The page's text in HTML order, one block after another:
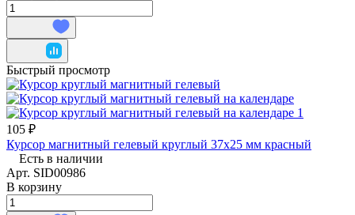
Быстрый просмотр
105 ₽
Курсор магнитный гелевый круглый 37х25 мм красный
Есть в наличии
Арт. SID00986
В корзину